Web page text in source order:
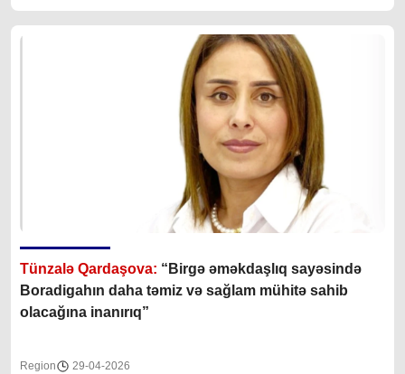
Tünzalə Qardaşova: “ Birgə əməkdaşlıq sayəsində
Boradigahın daha təmiz və sağlam mühitə sahib
olacağına inanırıq”
Region 29-04-2026